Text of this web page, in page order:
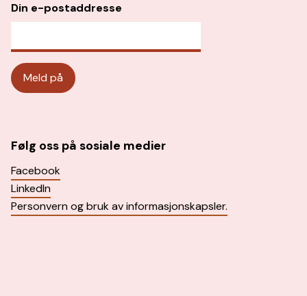
Din e-postaddresse
Følg oss på sosiale medier
Facebook
LinkedIn
Personvern og bruk av informasjonskapsler.